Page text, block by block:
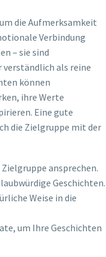
die Aufmerksamkeit
Verbindung
– sie sind
als reine
können
ihre Werte
Eine gute
die Zielgruppe mit der
ansprechen.
Geschichten.
Weise in die
um Ihre Geschichten